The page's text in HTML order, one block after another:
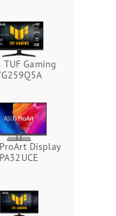
Подробнее →
Подробнее →
Подробнее →
Подробнее →
Подробнее →
TUF Gaming
Display
PA32UCE